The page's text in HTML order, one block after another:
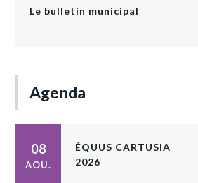
Le bulletin municipal
Agenda
08
AOU.
ÉQUUS CARTUSIA
2026